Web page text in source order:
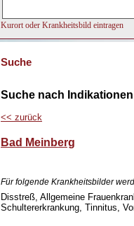
Suche
Suche nach Indikationen
<< zurück
Bad Meinberg
Für folgende Krankheitsbilder
Disstreß, Allgemeine
Schultererkrankung, Tinnitus,